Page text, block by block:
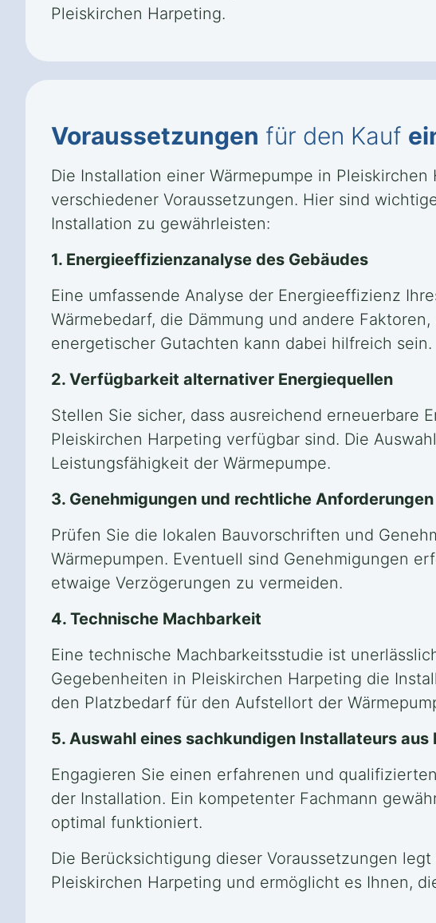
Pleiskirchen Harpeting.
Voraussetzungen für den Kauf
Die Installation einer Wärmepumpe in
verschiedener Voraussetzungen. Hier sind
Installation zu gewährleisten:
1. Energieeffizienzanalyse des Gebäudes
Eine umfassende Analyse der Energieeffizienz
Wärmebedarf, die Dämmung und andere
energetischer Gutachten kann dabei hilfreich sein.
2. Verfügbarkeit alternativer Energiequellen
Stellen Sie sicher, dass ausreichend erneuerbare
Pleiskirchen Harpeting verfügbar sind. Die
Leistungsfähigkeit der Wärmepumpe.
3. Genehmigungen und rechtliche Anforderungen
Prüfen Sie die lokalen Bauvorschriften und
Wärmepumpen. Eventuell sind Genehmigungen
etwaige Verzögerungen zu vermeiden.
4. Technische Machbarkeit
Eine technische Machbarkeitsstudie ist
Gegebenheiten in Pleiskirchen Harpeting die
den Platzbedarf für den Aufstellort der
5. Auswahl eines sachkundigen Installateurs
Engagieren Sie einen erfahrenen und
der Installation. Ein kompetenter Fachmann
optimal funktioniert.
Die Berücksichtigung dieser Voraussetzungen
Pleiskirchen Harpeting und ermöglicht es Ihnen,